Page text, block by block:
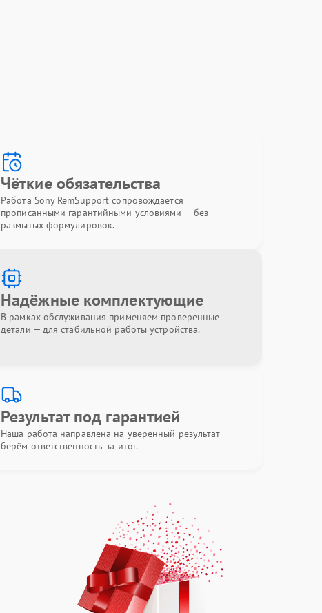
Чёткие обязательства
Работа Sony RemSupport сопровождается
прописанными гарантийными условиями — без
размытых формулировок.
Надёжные комплектующие
В рамках обслуживания применяем проверенные
детали — для стабильной работы устройства.
Результат под гарантией
Наша работа направлена на уверенный результат —
берём ответственность за итог.